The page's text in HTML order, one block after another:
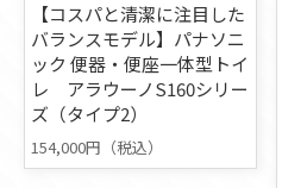
【コスパと清潔に注目した
バランスモデル】パナソニ
ック 便器・便座一体型トイ
レ アラウーノS160シリー
ズ（タイプ2）
154,000円（税込）